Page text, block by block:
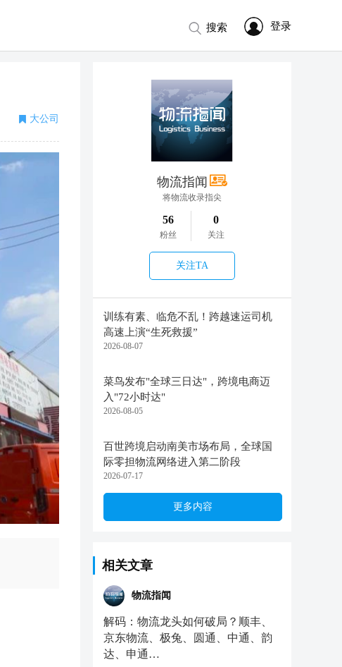
登录
搜索
物流指闻
将物流收录指尖
56
粉丝
0
关注
关注TA
训练有素、临危不乱！跨越速运司机
高速上演“生死救援”
2026-08-07
菜鸟发布"全球三日达"，跨境电商迈
入"72小时达"
2026-08-05
百世跨境启动南美市场布局，全球国
际零担物流网络进入第二阶段
2026-07-17
更多内容
相关文章
物流指闻
解码：物流龙头如何破局？顺丰、
京东物流、极兔、圆通、中通、韵
达、申通…
大公司